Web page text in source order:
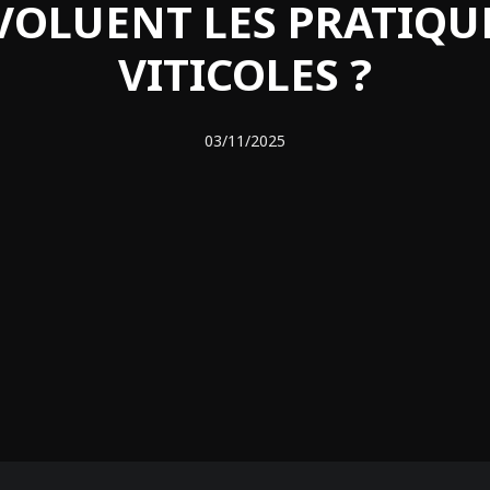
LES
VITICOLES ?
03/11/2025